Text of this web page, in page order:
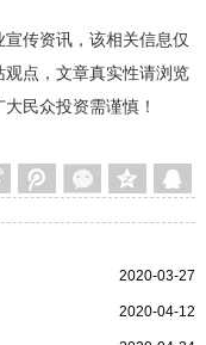
传资讯，该相关信息仅
点，文章真实性请浏览
民众投资需谨慎！
2020-03-27
2020-04-12